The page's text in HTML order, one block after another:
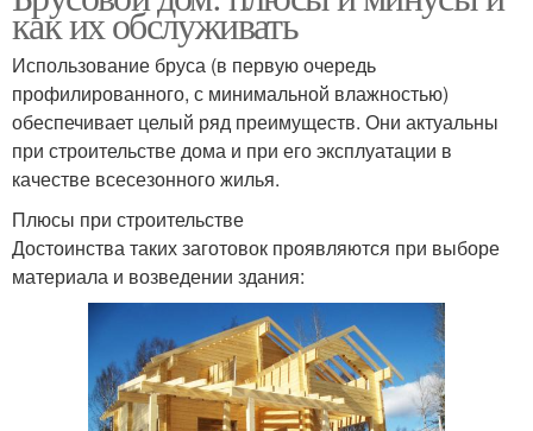
как их обслуживать
Использование бруса (в первую очередь
профилированного, с минимальной влажностью)
обеспечивает целый ряд преимуществ. Они актуальны
при строительстве дома и при его эксплуатации в
качестве всесезонного жилья.
Плюсы при строительстве
Достоинства таких заготовок проявляются при выборе
материала и возведении здания: